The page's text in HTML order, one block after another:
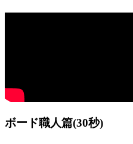
ボード職人篇(30秒)